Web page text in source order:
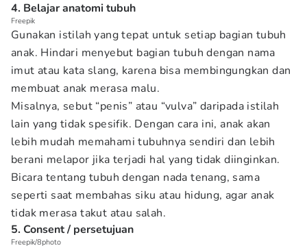
4. Belajar anatomi tubuh
Freepik
Gunakan istilah yang tepat untuk setiap bagian tubuh
anak. Hindari menyebut bagian tubuh dengan nama
imut atau kata slang, karena bisa membingungkan dan
membuat anak merasa malu.
Misalnya, sebut “penis” atau “vulva” daripada istilah
lain yang tidak spesifik. Dengan cara ini, anak akan
lebih mudah memahami tubuhnya sendiri dan lebih
berani melapor jika terjadi hal yang tidak diinginkan.
Bicara tentang tubuh dengan nada tenang, sama
seperti saat membahas siku atau hidung, agar anak
tidak merasa takut atau salah.
5. Consent / persetujuan
Freepik/8photo